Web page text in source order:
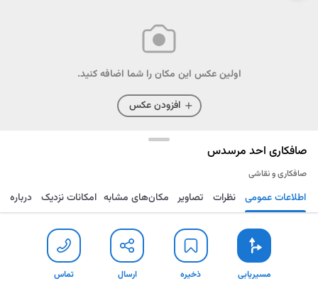
اولین عکس این مکان را شما اضافه کنید.
افزودن عکس
صافکاری احد مرسدس
صافکاری و نقاشی
مسیریابی ذخیره ارسال تماس اطلاعات عمومی نظرات تصاویر مکان‌های مشابه امکانات نزدیک درباره
مسیریابی ذخیره ارسال تماس